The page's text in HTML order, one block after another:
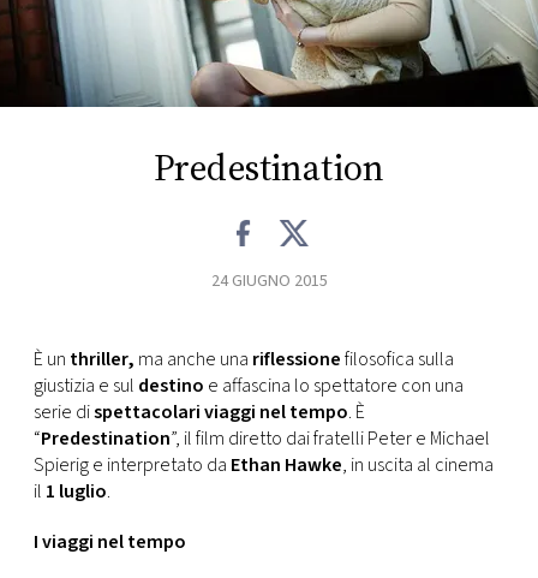
FOTO
PRINCIPATO
DI
MONACO
CONSIGLIA
Predestination
24 GIUGNO 2015
È un thriller, ma anche una riflessionefilosofica sulla
giustizia e sul destino e affascina lo spettatore con una
serie dispettacolari viaggi nel tempo. È
“Predestination”, il film diretto dai fratelli Peter e Michael
Spierig e interpretato da Ethan Hawke, in uscita al cinema
il 1 luglio.
I viaggi nel tempo